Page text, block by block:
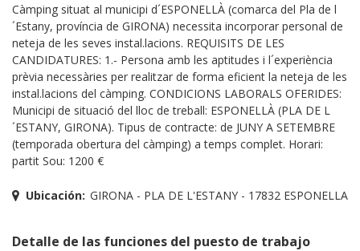
Càmping situat al municipi d´ESPONELLÀ (comarca del Pla de l
´Estany, província de GIRONA) necessita incorporar personal de
neteja de les seves instal.lacions. REQUISITS DE LES
CANDIDATURES: 1.- Persona amb les aptitudes i l´experiència
prèvia necessàries per realitzar de forma eficient la neteja de les
instal.lacions del càmping. CONDICIONS LABORALS OFERIDES:
Municipi de situació del lloc de treball: ESPONELLÀ (PLA DE L
´ESTANY, GIRONA). Tipus de contracte: de JUNY A SETEMBRE
(temporada obertura del càmping) a temps complet. Horari:
partit Sou: 1200 €
Ubicación: GIRONA - PLA DE L'ESTANY - 17832 ESPONELLA
Detalle de las funciones del puesto de trabajo